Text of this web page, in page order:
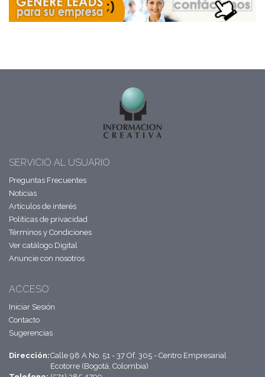
SERVICIO AL USUARIO
Preguntas Frecuentes
Noticias
Artículos de interés
Políticas de privacidad
Términos y Condiciones
Ver catálogo Digital
Anuncie con nosotros
ACCESO
Iniciar Sesión
Contacto
Sugerencias
Dirección:Calle 98 A No. 51 - 37 Of. 305 - Centro Empresarial
Ecotorre (Bogotá, Colombia)